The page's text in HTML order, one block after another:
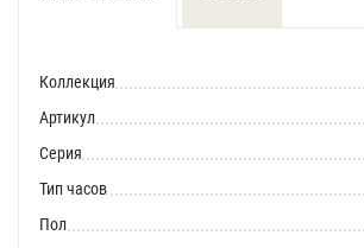
Коллекция
Артикул
Серия
Тип часов
Пол